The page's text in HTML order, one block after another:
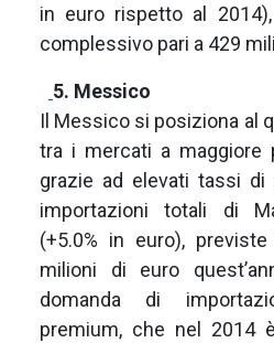
in euro rispetto al
complessivo pari a 429
5. Messico
Il Messico si posiziona al
tra i mercati a maggiore
grazie ad elevati tassi
importazioni totali di
(+5.0% in euro),
milioni di euro
domanda di
premium, che nel 2014